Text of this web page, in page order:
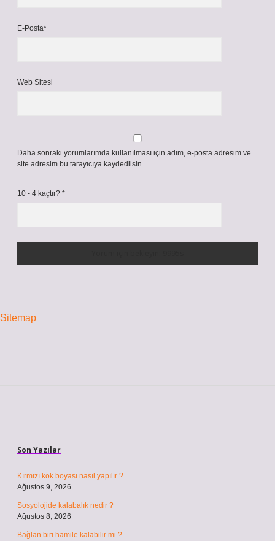
E-Posta*
Web Sitesi
Daha sonraki yorumlarımda kullanılması için adım, e-posta adresim ve
site adresim bu tarayıcıya kaydedilsin.
10 - 4 kaçtır? *
Sitemap
Son Yazılar
Kırmızı kök boyası nasıl yapılır ?
Ağustos 9, 2026
Sosyolojide kalabalık nedir ?
Ağustos 8, 2026
Bağlan biri hamile kalabilir mi ?